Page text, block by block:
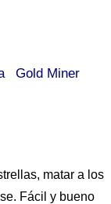
matar a los
Fácil y bueno
Gold Miner